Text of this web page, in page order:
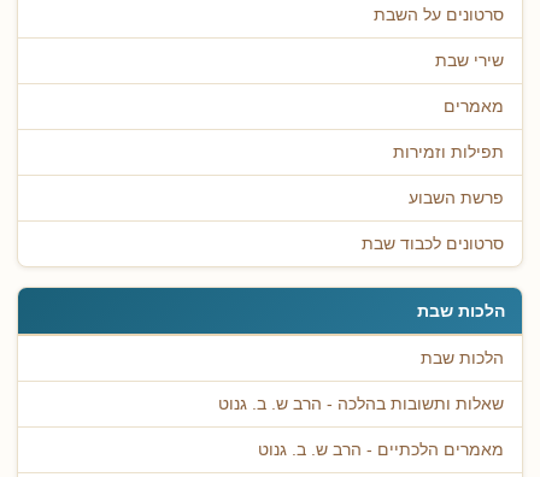
סרטונים על השבת
שירי שבת
מאמרים
תפילות וזמירות
פרשת השבוע
סרטונים לכבוד שבת
הלכות שבת
הלכות שבת
שאלות ותשובות בהלכה - הרב ש. ב. גנוט
מאמרים הלכתיים - הרב ש. ב. גנוט